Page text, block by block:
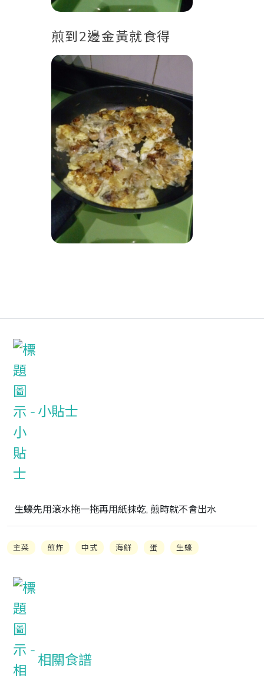
煎到2邊金黃就食得
小貼士
生蠔先用滾水拖一拖再用紙抹乾, 煎時就不會出水
主菜 煎炸 中式 海鮮 蛋 生蠔
相關食譜